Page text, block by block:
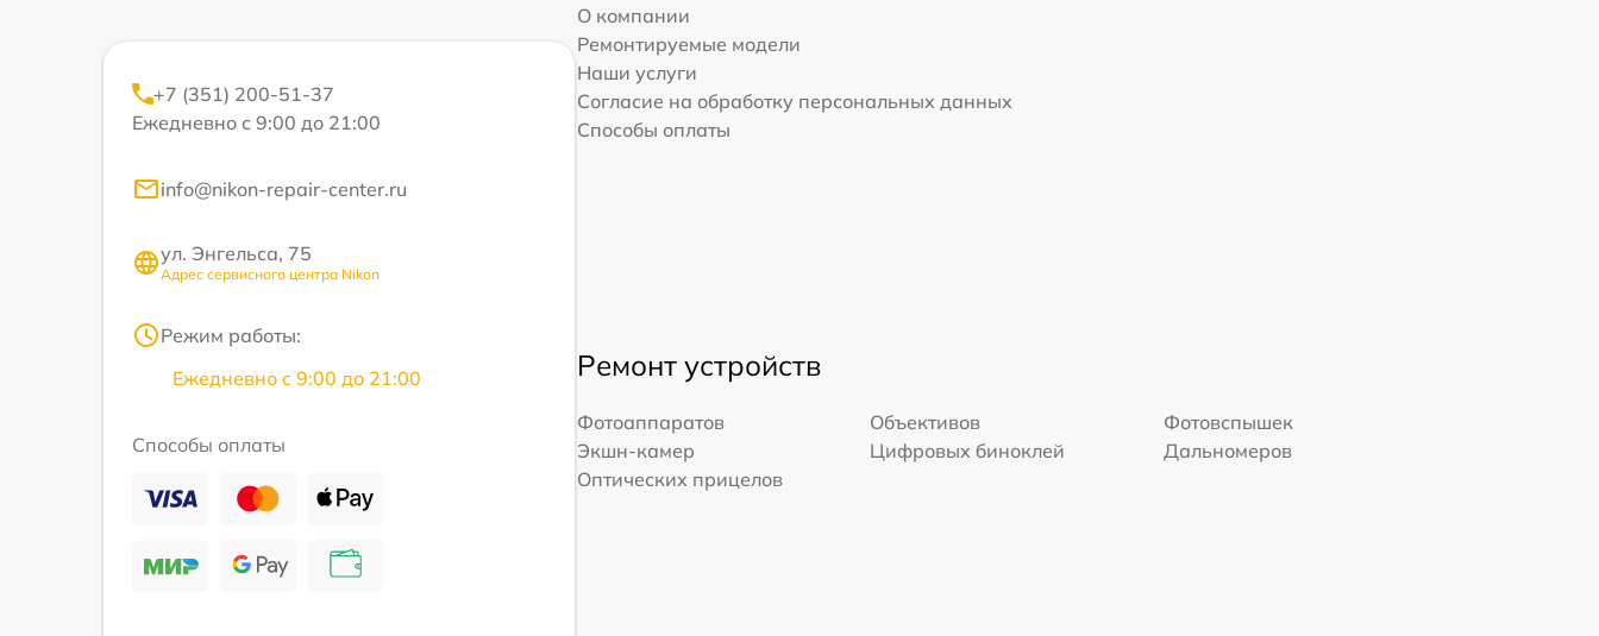
+7 (351) 200-51-37
Ежедневно с 9:00 до 21:00
info@nikon-repair-center.ru
ул. Энгельса, 75
Адрес сервисного центра Nikon
Режим работы:
Ежедневно с 9:00 до 21:00
Способы оплаты
О компании
Ремонтируемые модели
Наши услуги
Согласие на обработку персональных данных
Способы оплаты
Ремонт устройств
Фотоаппаратов Объективов
Фотовспышек
Экшн-камер
Цифровых биноклей
Дальномеров
Оптических прицелов